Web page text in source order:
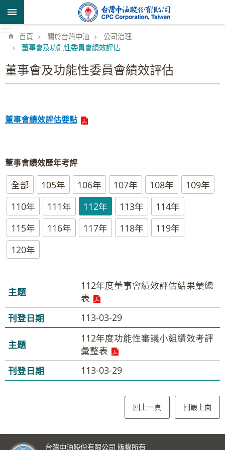
跳到主要內容區塊
::::::
首頁 關於台灣中油
公司治理
董事會及功能性委員會績效評估
董事會及功能性委員會績效評估
董事會績效評估要點
董事會績效歷年考評
全部 105年 106年 107年 108年
109年
110年
111年 112年 113年
114年
115年
116年 117年 118年
119年
120年
112年度董事會績效評估結果彙總
表
113-03-29
112年度功能性審議小組績效考評
彙整表
113-03-29
回上一頁 回最上面
台灣中油股份有限公司 版權所有